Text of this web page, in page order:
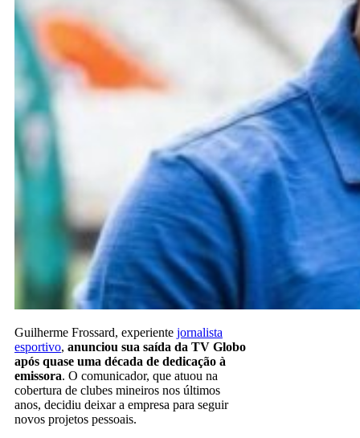
Guilherme Frossard, experiente jornalista
esportivo, anunciou sua saída da TV Globo
após quase uma década de dedicação à
emissora. O comunicador, que atuou na
cobertura de clubes mineiros nos últimos
anos, decidiu deixar a empresa para seguir
novos projetos pessoais.